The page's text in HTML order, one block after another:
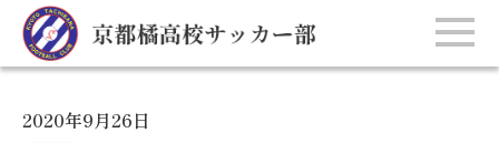
2020年9月26日